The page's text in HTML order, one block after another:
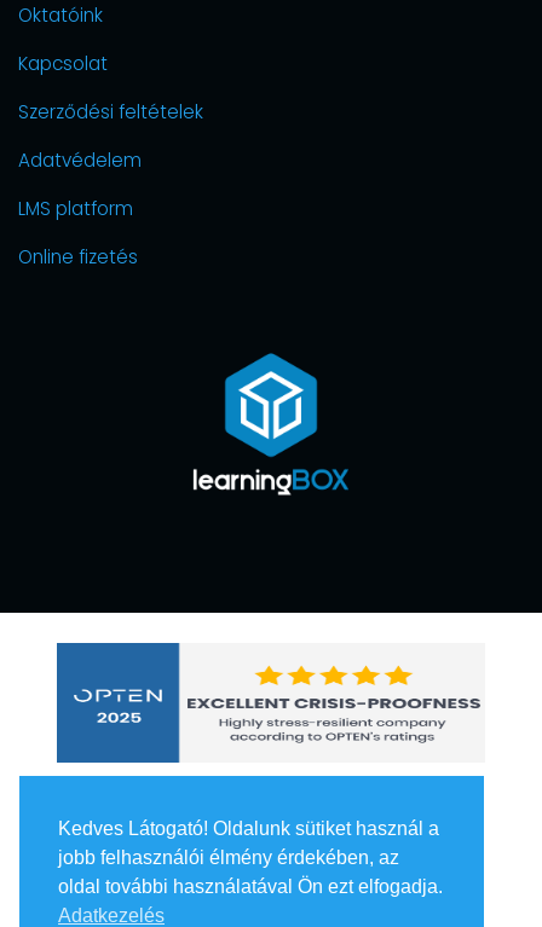
Oktatóink
Kapcsolat
Szerződési feltételek
Adatvédelem
LMS platform
Online fizetés
Kedves Látogató! Oldalunk sütiket használ a
jobb felhasználói élmény érdekében, az
oldal további használatával Ön ezt elfogadja.
Adatkezelés